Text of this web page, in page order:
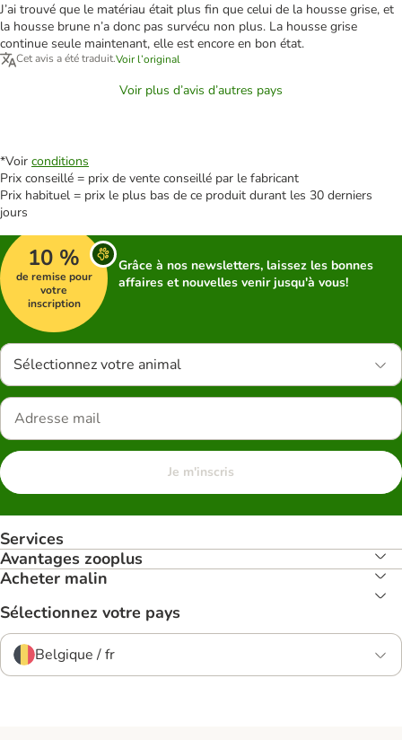
J’ai trouvé que le matériau était plus fin que celui de la housse grise, et
la housse brune n’a donc pas survécu non plus. La housse grise
continue seule maintenant, elle est encore en bon état.
Cet avis a été traduit.Voir l’original
Voir plus d’avis d’autres pays
*Voir conditions
Prix conseillé = prix de vente conseillé par le fabricant
Prix habituel = prix le plus bas de ce produit durant les 30 derniers
jours
10 %
de remise pour
votre
inscription
Grâce à nos newsletters, laissez les bonnes
affaires et nouvelles venir jusqu'à vous!
Sélectionnez votre animal
Je m'inscris
Services
Avantages zooplus
Acheter malin
Sélectionnez votre pays
Belgique / fr